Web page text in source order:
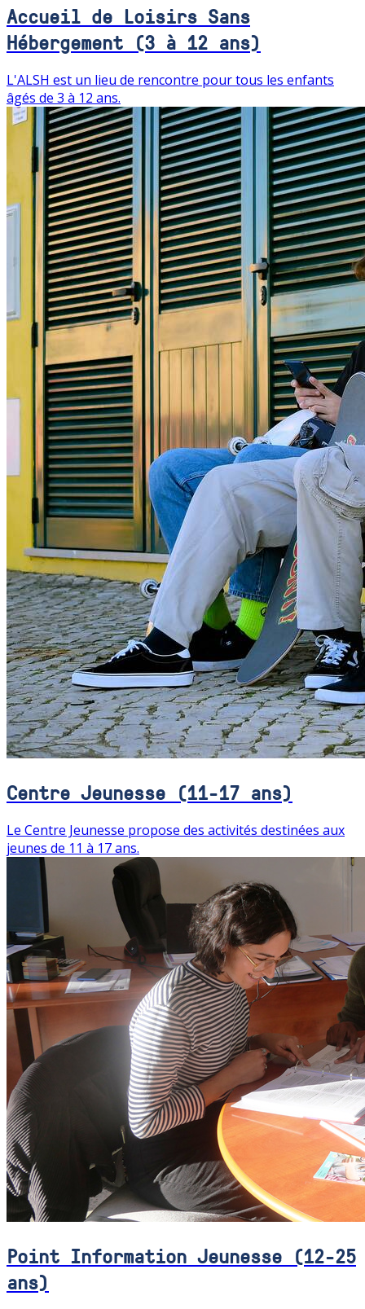
Accueil de Loisirs Sans
Hébergement (3 à 12 ans)
L'ALSH est un lieu de rencontre pour tous les enfants
âgés de 3 à 12 ans.
Centre Jeunesse (11-17 ans)
Le Centre Jeunesse propose des activités destinées aux
jeunes de 11 à 17 ans.
Point Information Jeunesse (12-25
ans)